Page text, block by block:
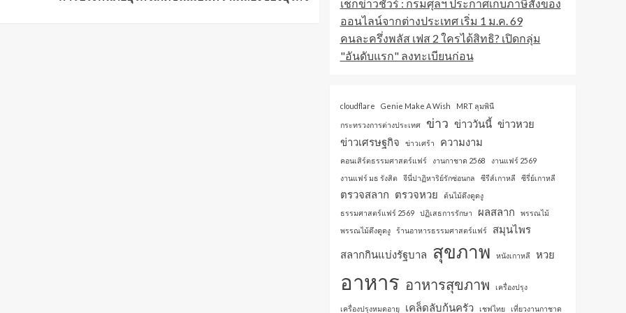
เช็กข่าวชัวร์ : กรมศุลฯ ประกาศเก็บภาษีสั่งของ
ออนไลน์จากต่างประเทศ เริ่ม 1 ม.ค. 69
คนละครึ่งพลัส เฟส 2 ใครได้สิทธิ? เปิดกลุ่ม
"อันดับแรก" ลงทะเบียนก่อน
cloudflare Genie Make A Wish MRT ลุมพินี
กระทรวงการต่างประเทศ ข่าว ข่าววันนี้ ข่าวหวย
ข่าวเศรษฐกิจ
ข่าวเศร้า ความงาม
คอนเสิร์ตธรรมศาสตร์แฟร์ งานกาชาด 2568
งานแฟร์ 2569
งานแฟร์ มธ รังสิต
จีนี่ปาฏิหาริย์รักซ่อนกล ซีรีส์เกาหลี ซีรี่ย์เกาหลี
ตรวจสลาก ตรวจหวย
ต้นไม้ดึงดูดงู
ธรรมศาสตร์แฟร์ 2569
ปฏิเสธการรักษา ผลสลาก
พรรณไม้
พรรณไม้ดึงดูดงู
ร้านอาหารธรรมศาสตร์แฟร์
สมุนไพร
สลากกินแบ่งรัฐบาล สุขภาพ หนังเกาหลี หวย
อาหาร อาหารสุขภาพ เครื่องปรุง
เครื่องปรุงหมดอายุ เคล็ดลับก้นครัว เชฟไทย เที่ยวงานกาชาด